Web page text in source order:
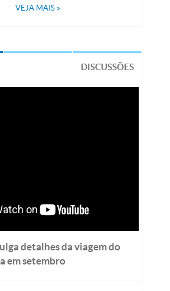
VEJA MAIS »
DISCUSSÕES
detalhes da viagem do
em setembro